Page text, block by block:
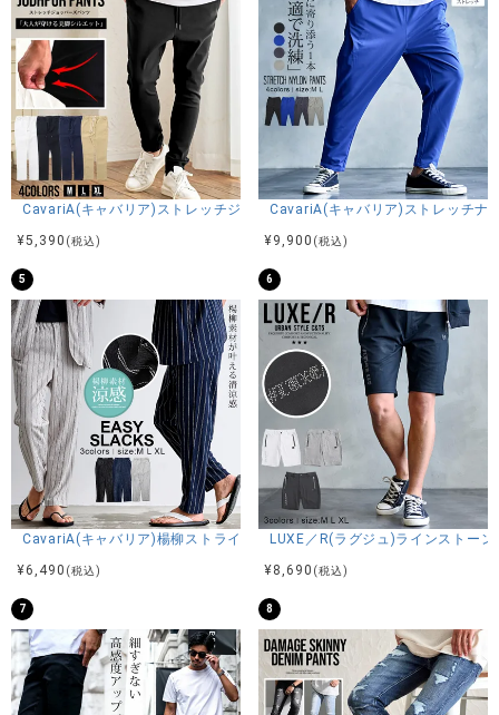
CavariA(キャバリア)ストレッチジョッパーパンツ/全4色
¥5,390 (税込)
CavariA(キャバリア)ストレッチナ
¥9,900 (税込)
5
CavariA(キャバリア)楊柳ストライプイージースラックス/全3色
¥6,490 (税込)
6
LUXE／R(ラグジュ)ラインストー
¥8,690 (税込)
7 8